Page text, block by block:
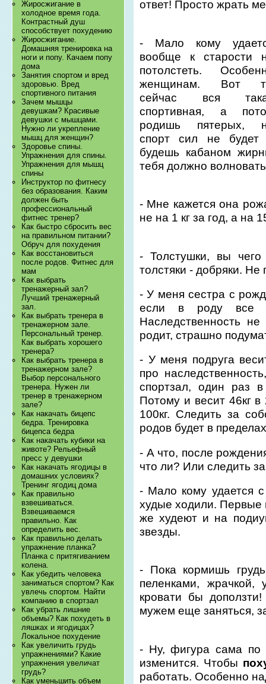
Жиросжигание в
холодное время года.
Контрастный душ
способствует похудению
Жиросжигание.
Домашняя тренировка на
ноги и попу. Качаем попу
дома
Занятия спортом и вред
здоровью. Вред
спортивного питания
Зачем мышцы
девушкам? Красивые
девушки с мышцами.
Нужно ли укрепление
мышц для женщин?
Здоровье спины.
Упражнения для спины.
Упражнения для мышц
спины
Инструктор по фитнесу
без образования. Каким
должен быть
профессиональный
фитнес тренер?
Как быстро сбросить вес
на правильном питании?
Обруч для похудения
Как восстановиться
после родов. Фитнес для
мам
Как выбрать
тренажерный зал?
Лучший тренажерный
зал.
Как выбрать тренера в
тренажерном зале.
Персональный тренер.
Как выбрать хорошего
тренера?
Как выбрать тренера в
тренажерном зале?
Выбор персонального
тренера. Нужен ли
тренер в тренажерном
зале?
Как накачать бицепс
бедра. Тренировка
бицепса бедра
Как накачать кубики на
животе? Рельефный
пресс у девушки
Как накачать ягодицы в
домашних условиях?
Тренинг ягодиц дома
Как правильно
взвешиваться.
Взвешиваемся
правильно. Как
определить вес.
Как правильно делать
упражнение планка?
Планка с притягиванием
колена.
Как убедить человека
заниматься спортом? Как
увлечь спортом. Найти
компанию в спортзал
Как убрать лишние
объемы? Как похудеть в
ляшках и ягодицах?
Локальное похудение
Как увеличить грудь
упражнениями? Какие
упражнения увеличат
грудь?
Как уменьшить объем
ответ! Просто жрать
- Мало кому
вообще к старости
потолстеть.
женщинам. Вот
сейчас вся
спортивная, а
родишь пятерых,
спорт сил не будет
будешь кабаном
тебя должно
- Мне кажется она
не на 1 кг за год, а на
- Толстушки, вы
толстяки - добряки. Не
- У меня сестра с
если в роду все
Наследственность не
родит, страшно
- У меня подруга
про
спортзал, один раз
Потому и весит 46кг
100кг. Следить за
родов будет в
- А что, после
что ли? Или следить
- Мало кому удается
худые ходили. Первые
же худеют и на
звезды.
- Пока кормишь
пеленками, жрачкой,
кровати бы
мужем еще заняться,
- Ну, фигура сама по
изменится. Чтобы
работать. Особенно